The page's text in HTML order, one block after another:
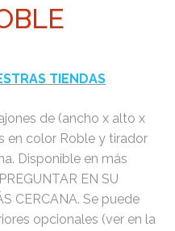
TIENDAS
de (ancho x alto x
en color Roble y tirador
Disponible en más
EN SU
CERCANA. Se puede
opcionales (ver en la